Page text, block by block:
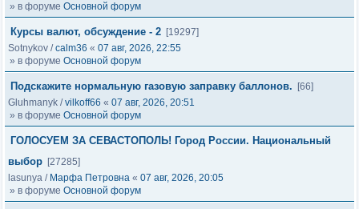
» в форуме Основной форум
Курсы валют, обсуждение - 2 [19297]
Sotnykov /calm36 « 07 авг, 2026, 22:55
» в форуме Основной форум
Подскажите нормальную газовую заправку баллонов.
[66]
Gluhmanyk /vilkoff66 « 07 авг, 2026, 20:51
» в форуме Основной форум
ГОЛОСУЕМ ЗА СЕВАСТОПОЛЬ! Город России. Национальный
выбор [27285]
lasunya / Марфа Петровна « 07 авг, 2026, 20:05
» в форуме Основной форум